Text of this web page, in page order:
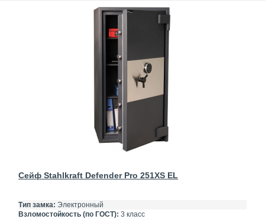
Сейф Stahlkraft Defender Pro 251XS EL
Тип замка: Электронный
Взломостойкость (по ГОСТ): 3 класс